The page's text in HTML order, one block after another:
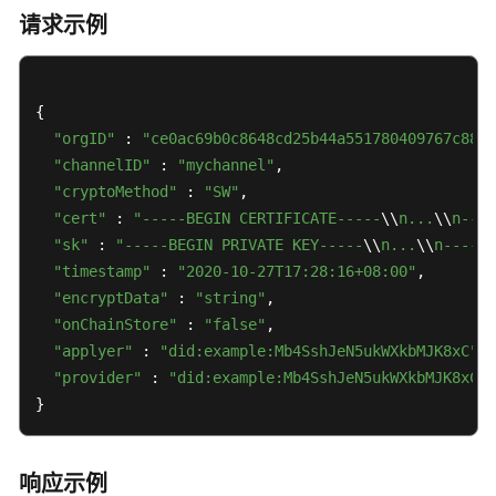
测）
管
理
（公
测）
分
布
式
身
可
请求示例
{
"orgID"
:
"channelID"
: "mychannel" ,
"cryptoMethod"
: "SW" ,
"cert"
: "-----BEGIN CERTIFICATE-----\\n... \\
"sk"
: "-----BEGIN PRIVATE KEY-----\\n... \\n-----
"timestamp"
: "2020-10-27T17:28:16+08:00" ,
"encryptData"
: "string" ,
"onChainStore"
: "false" ,
"applyer"
: "did:example:Mb4SshJeN5ukWXkbMJK8xC"
"provider"
:
"did:example:Mb4SshJeN5ukWXkbMJK8xC"
}
响应示例